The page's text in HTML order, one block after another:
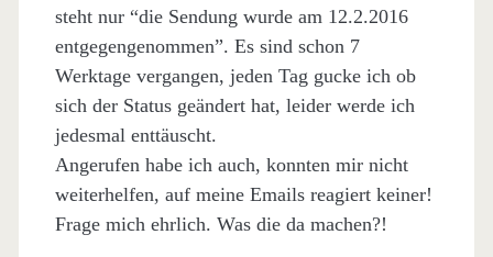
steht nur “die Sendung wurde am 12.2.2016
entgegengenommen”. Es sind schon 7
Werktage vergangen, jeden Tag gucke ich ob
sich der Status geändert hat, leider werde ich
jedesmal enttäuscht.
Angerufen habe ich auch, konnten mir nicht
weiterhelfen, auf meine Emails reagiert keiner!
Frage mich ehrlich. Was die da machen?!